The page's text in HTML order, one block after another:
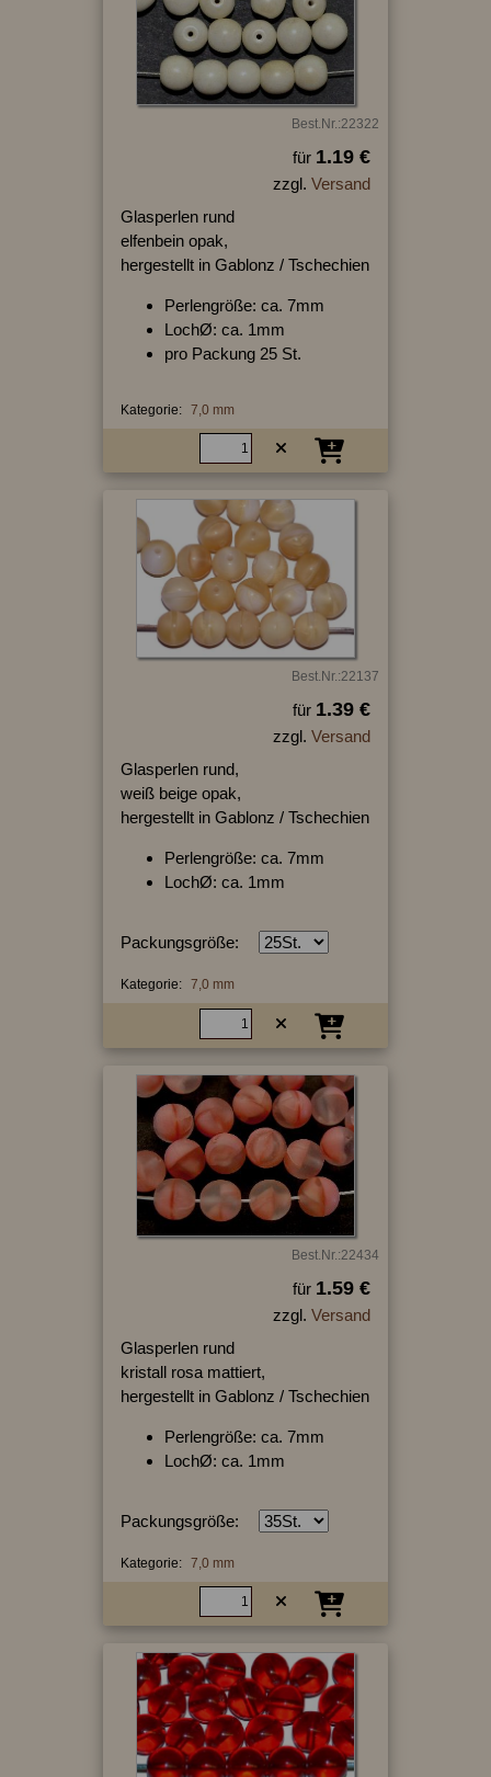
Best.Nr.:22322
für 1.19 €
zzgl. Versand
Glasperlen rund
elfenbein opak,
hergestellt in Gablonz / Tschechien
Perlengröße: ca. 7mm
LochØ: ca. 1mm
pro Packung 25 St.
Kategorie: 7,0 mm
Best.Nr.:22137
für 1.39 €
zzgl. Versand
Glasperlen rund,
weiß beige opak,
hergestellt in Gablonz / Tschechien
Perlengröße: ca. 7mm
LochØ: ca. 1mm
Packungsgröße:
Kategorie: 7,0 mm
Best.Nr.:22434
für 1.59 €
zzgl. Versand
Glasperlen rund
kristall rosa mattiert,
hergestellt in Gablonz / Tschechien
Perlengröße: ca. 7mm
LochØ: ca. 1mm
Packungsgröße:
Kategorie: 7,0 mm